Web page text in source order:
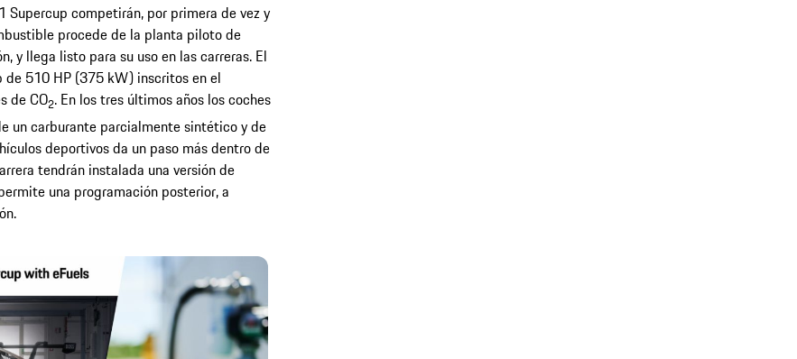
Supercup competirán, por primera de vez y
procede de la planta piloto de
y llega listo para su uso en las carreras. El
510 HP (375 kW) inscritos en el
de CO2. En los tres últimos años los coches
un carburante parcialmente sintético y de
deportivos da un paso más dentro de
tendrán instalada una versión de
una programación posterior, a